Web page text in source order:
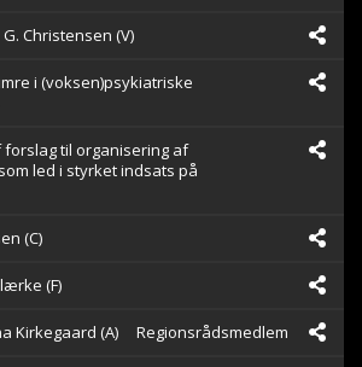
Christensen (V)
i (voksen)psykiatriske
forslag til organisering af
led i styrket indsats på
(C)
(F)
Kirkegaard (A) Regionsrådsmedlem